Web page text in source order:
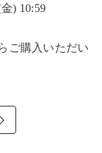
) 10:59​
ご購入いただい